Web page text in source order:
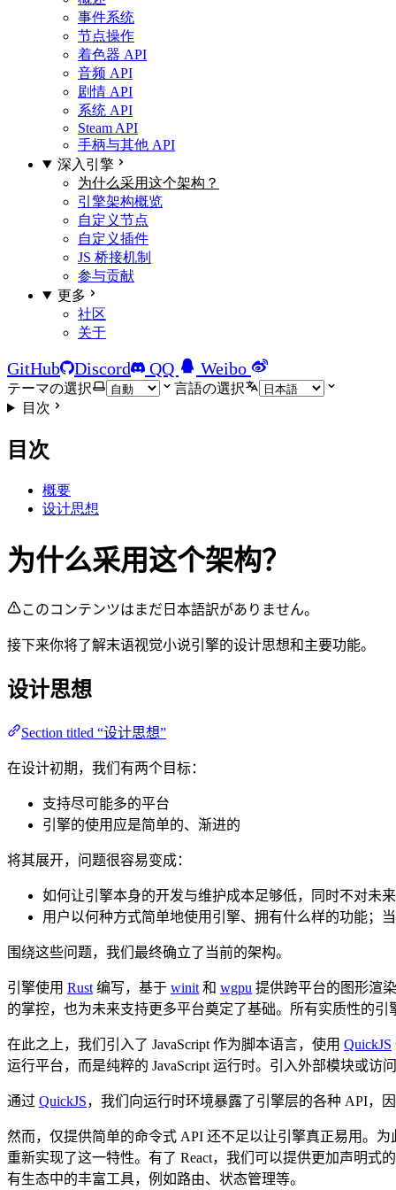
事件系统
节点操作
着色器 API
音频 API
剧情 API
系统 API
Steam API
手柄与其他 API
深入引擎
为什么采用这个架构？
引擎架构概览
自定义节点
自定义插件
JS 桥接机制
参与贡献
更多
社区
关于
GitHub Discord QQ Weibo
テーマの選択
言語の選択
目次
目次
概要
设计思想
为什么采用这个架构？
このコンテンツはまだ日本語訳がありません。
接下来你将了解末语视觉小说引擎的设计思想和主要功能。
设计思想
Section titled “设计思想”
在设计初期，我们有两个目标：
支持尽可能多的平台
引擎的使用应是简单的、渐进的
将其展开，问题很容易变成：
如何让引擎本身的开发与维护成本足够低，同时不对未
用户以何种方式简单地使用引擎、拥有什么样的功能；
围绕这些问题，我们最终确立了当前的架构。
引擎使用 Rust 编写，基于 winit 和 wgpu 提供跨平台的图形渲
的掌控，也为未来支持更多平台奠定了基础。所有实质性的
在此之上，我们引入了 JavaScript 作为脚本语言，使用 QuickJS
运行平台，而是纯粹的 JavaScript 运行时。引入外部模块或
通过 QuickJS，我们向运行时环境暴露了引擎层的各种 API，
然而，仅提供简单的命令式 API 还不足以让引擎真正易用。
重新实现了这一特性。有了 React，我们可以提供更加声明式
有生态中的丰富工具，例如路由、状态管理等。